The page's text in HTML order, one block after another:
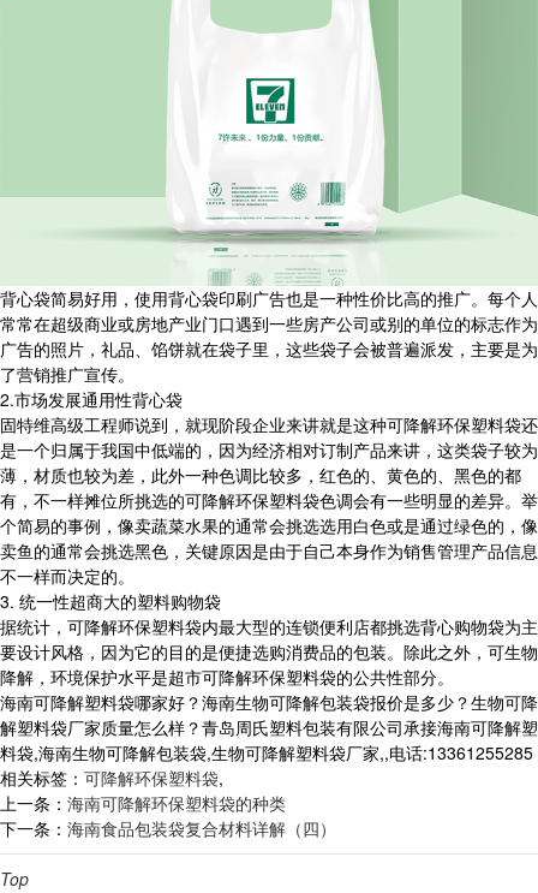
背心袋简易好用，使用背心袋印刷广告也是一种性价比高的推广。每个人
常常在超级商业或房地产业门口遇到一些房产公司或别的单位的标志作为
广告的照片，礼品、馅饼就在袋子里，这些袋子会被普遍派发，主要是为
了营销推广宣传。
2.市场发展通用性背心袋
固特维高级工程师说到，就现阶段企业来讲就是这种可降解环保塑料袋还
是一个归属于我国中低端的，因为经济相对订制产品来讲，这类袋子较为
薄，材质也较为差，此外一种色调比较多，红色的、黄色的、黑色的都
有，不一样摊位所挑选的可降解环保塑料袋色调会有一些明显的差异。举
个简易的事例，像卖蔬菜水果的通常会挑选选用白色或是通过绿色的，像
卖鱼的通常会挑选黑色，关键原因是由于自己本身作为销售管理产品信息
不一样而决定的。
3. 统一性超商大的塑料购物袋
据统计，可降解环保塑料袋内最大型的连锁便利店都挑选背心购物袋为主
要设计风格，因为它的目的是便捷选购消费品的包装。除此之外，可生物
降解，环境保护水平是超市可降解环保塑料袋的公共性部分。
海南可降解塑料袋哪家好？海南生物可降解包装袋报价是多少？生物可降
解塑料袋厂家质量怎么样？青岛周氏塑料包装有限公司承接海南可降解塑
料袋,海南生物可降解包装袋,生物可降解塑料袋厂家,,电话:13361255285
相关标签： 可降解环保塑料袋,
上一条： 海南可降解环保塑料袋的种类
下一条： 海南食品包装袋复合材料详解（四）
Top